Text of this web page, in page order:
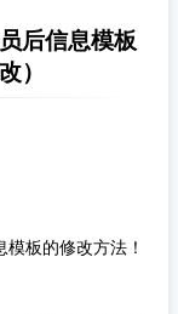
后信息模板
）
板的修改方法！